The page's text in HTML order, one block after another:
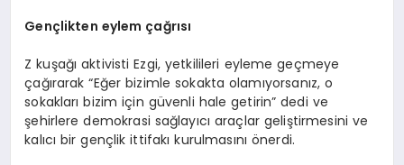
Gençlikten eylem çağrısı
Z kuşağı aktivisti Ezgi, yetkilileri eyleme geçmeye
çağırarak “Eğer bizimle sokakta olamıyorsanız, o
sokakları bizim için güvenli hale getirin” dedi ve
şehirlere demokrasi sağlayıcı araçlar geliştirmesini ve
kalıcı bir gençlik ittifakı kurulmasını önerdi.